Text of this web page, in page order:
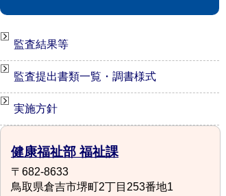
監査結果等
監査提出書類一覧・調書様式
実施方針
健康福祉部 福祉課
〒682-8633
鳥取県倉吉市堺町2丁目253番地1